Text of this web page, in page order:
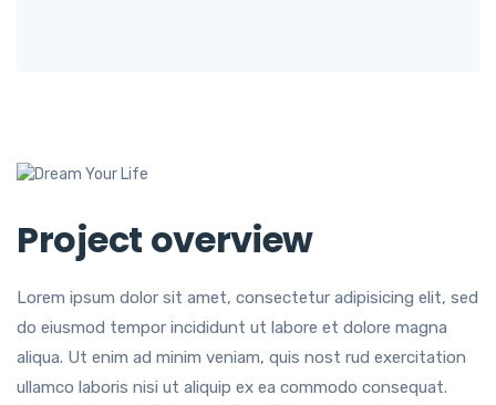
Project overview
Lorem ipsum dolor sit amet, consectetur adipisicing elit, sed
do eiusmod tempor incididunt ut labore et dolore magna
aliqua. Ut enim ad minim veniam, quis nost rud exercitation
ullamco laboris nisi ut aliquip ex ea commodo consequat.